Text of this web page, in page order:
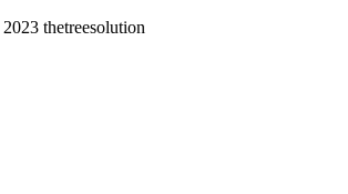
thetreesolution